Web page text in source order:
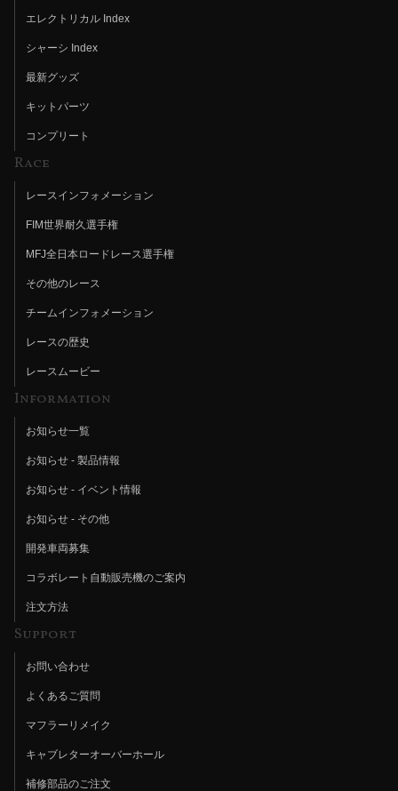
エレクトリカル Index
シャーシ Index
最新グッズ
キットパーツ
コンプリート
Race
レースインフォメーション
FIM世界耐久選手権
MFJ全日本ロードレース選手権
その他のレース
チームインフォメーション
レースの歴史
レースムービー
Information
お知らせ一覧
お知らせ - 製品情報
お知らせ - イベント情報
お知らせ - その他
開発車両募集
コラボレート自動販売機のご案内
注文方法
Support
お問い合わせ
よくあるご質問
マフラーリメイク
キャブレターオーバーホール
補修部品のご注文